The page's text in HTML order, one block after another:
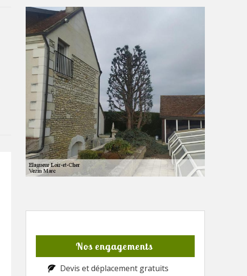
Nos engagements
Devis et déplacement gratuits